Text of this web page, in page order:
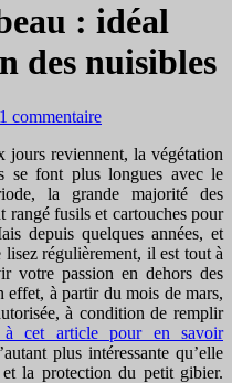
: idéal
des nuisibles
1 commentaire
jours reviennent, la végétation
se font plus longues avec le
la grande majorité des
rangé fusils et cartouches pour
depuis quelques années, et
régulièrement, il est tout à
votre passion en dehors des
effet, à partir du mois de mars,
à condition de remplir
à cet article pour en savoir
plus intéressante qu’elle
la protection du petit gibier.